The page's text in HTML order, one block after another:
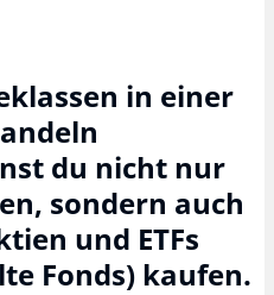
in einer
du nicht nur
sondern auch
und ETFs
Fonds) kaufen.